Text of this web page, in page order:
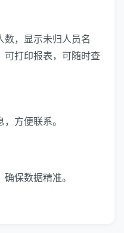
数，显示未归人员名
可打印报表，可随时查
方便联系。
保数据精准。